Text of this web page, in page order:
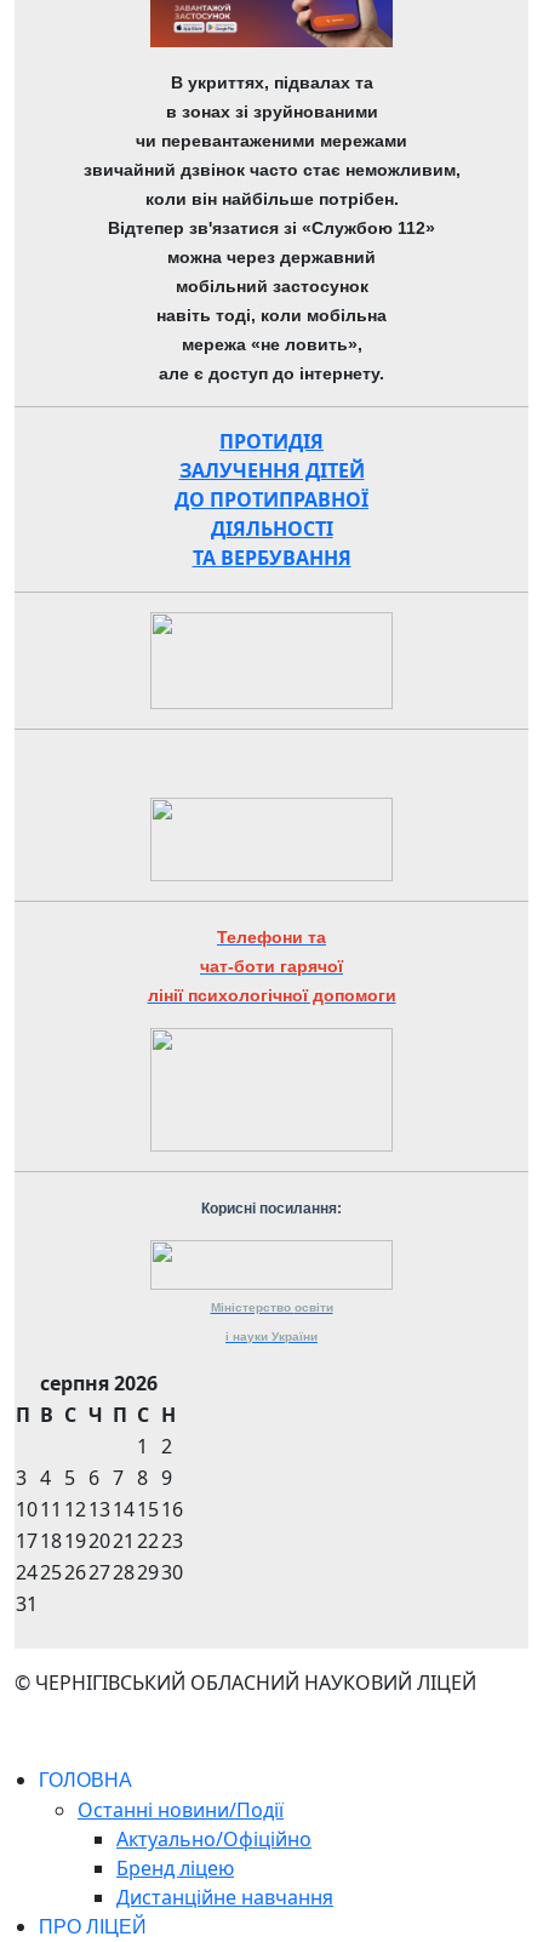
В укриттях, підвалах та
в зонах зі зруйнованими
чи перевантаженими мережами
звичайний дзвінок часто стає неможливим,
коли він найбільше потрібен.
Відтепер зв'язатися зі «Службою 112»
можна через державний
мобільний застосунок
навіть тоді, коли мобільна
мережа «не ловить»,
але є доступ до інтернету.
ПРОТИДІЯ
ЗАЛУЧЕННЯ ДІТЕЙ
ДО ПРОТИПРАВНОЇ
ДІЯЛЬНОСТІ
ТА ВЕРБУВАННЯ
Телефони та
чат-боти гарячої
лінії психологічної допомоги
Корисні посилання:
Міністерство освіти
і науки України
серпня 2026
П В С Ч П С Н
1
2
3 4 5 6 7 8 9
1011 1213141516
1718192021 2223
24252627282930
31
© ЧЕРНІГІВСЬКИЙ ОБЛАСНИЙ НАУКОВИЙ ЛІЦЕЙ
ГОЛОВНА
Останні новини/Події
Актуально/Офіційно
Бренд ліцею
Дистанційне навчання
ПРО ЛІЦЕЙ